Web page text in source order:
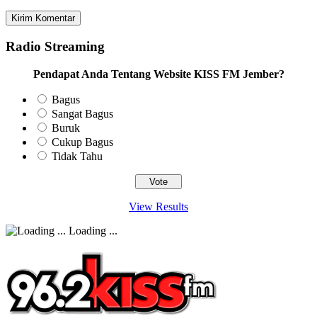
Radio Streaming
Pendapat Anda Tentang Website KISS FM Jember?
Bagus
Sangat Bagus
Buruk
Cukup Bagus
Tidak Tahu
View Results
Loading ...